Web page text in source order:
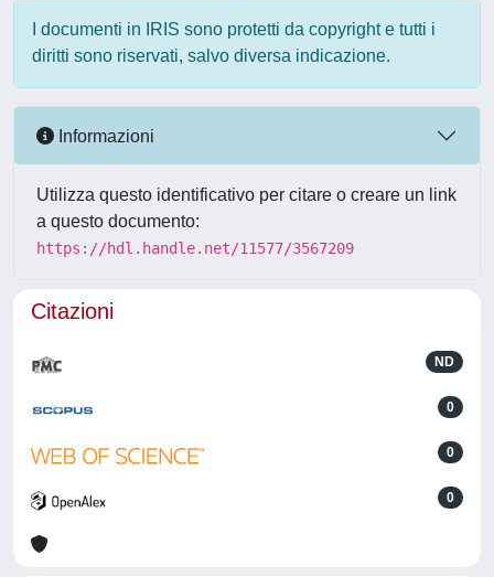
I documenti in IRIS sono protetti da copyright e tutti i
diritti sono riservati, salvo diversa indicazione.
Informazioni
Utilizza questo identificativo per citare o creare un link
a questo documento:
https://hdl.handle.net/11577/3567209
Citazioni
ND
0
0
0